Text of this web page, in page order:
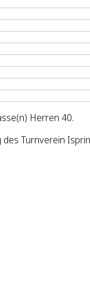
Herren 40.
Turnverein